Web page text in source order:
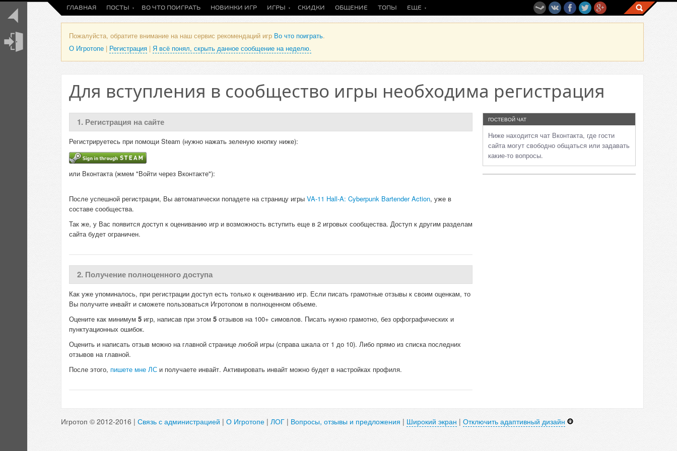
ГЛАВНАЯ ПОСТЫ ВО ЧТО ПОИГРАТЬ НОВИНКИ ИГР ИГРЫ СКИДКИ ОБЩЕНИЕ ТОПЫ ЕЩЕ
Пожалуйста, обратите внимание на наш сервис рекомендаций игр Во что поиграть.
О Игротопе | Регистрация | Я всё понял, скрыть данное сообщение на неделю.
Для вступления в сообщество игры необходима регистрация
1. Регистрация на сайте
Регистрируетесь при помощи Steam (нужно нажать зеленую кнопку ниже):
или Вконтакта (жмем "Войти через Вконтакте"):
После успешной регистрации, Вы автоматически попадете на страницу игры VA-11 Hall-A: Cyberpunk Bartender Action, уже в
составе сообщества.
Так же, у Вас появится доступ к оцениванию игр и возможность вступить еще в 2 игровых сообщества. Доступ к другим разделам
сайта будет ограничен.
2. Получение полноценного доступа
Как уже упоминалось, при регистрации доступ есть только к оцениванию игр. Если писать грамотные отзывы к своим оценкам, то
Вы получите инвайт и сможете пользоваться Игротопом в полноценном объеме.
Оцените как минимум 5 игр, написав при этом 5 отзывов на 100+ симовлов. Писать нужно грамотно, без орфографических и
пунктуационных ошибок.
Оценить и написать отзыв можно на главной странице любой игры (справа шкала от 1 до 10). Либо прямо из списка последних
отзывов на главной.
После этого, пишете мне ЛС и получаете инвайт. Активировать инвайт можно будет в настройках профиля.
ГОСТЕВОЙ ЧАТ
Ниже находится чат Вконтакта, где гости
сайта могут свободно общаться или задавать
какие-то вопросы.
Игротоп © 2012-2016 | Связь с администрацией | О Игротопе |ЛОГ | Вопросы, отзывы и предложения | Широкий экран | Отключить адаптивный дизайн